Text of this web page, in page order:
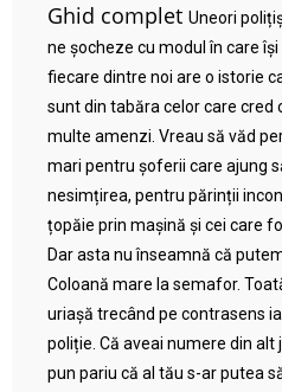
Ghid complet Uneori
ne șocheze cu modul în care
fiecare dintre noi are o istorie
sunt din tabăra celor care cred
multe amenzi. Vreau să văd
mari pentru șoferii care ajung
nesimțirea, pentru părinții
țopăie prin mașină și cei care
Dar asta nu înseamnă că
Coloană mare la semafor.
uriașă trecând pe contrasens
poliție. Că aveai numere din alt
pun pariu că al tău s-ar putea